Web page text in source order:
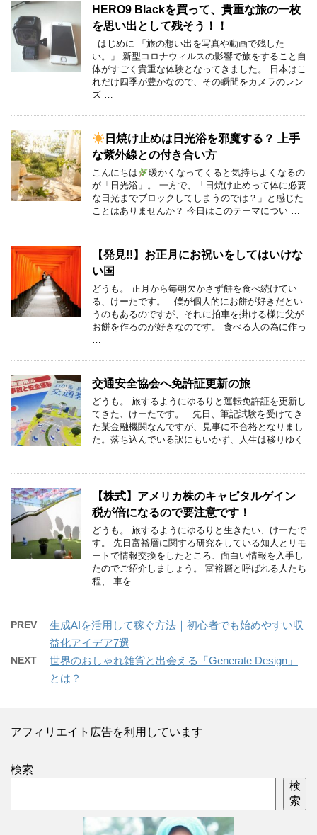
HERO9 Blackを買って、貴重な旅の一枚
を思い出として残そう！！
はじめに 「旅の想い出を写真や動画で残した
い。」 新型コロナウィルスの影響で旅をすること自
体がすごく貴重な体験となってきました。 日本はこ
れだけ四季が豊かなので、その瞬間をカメラのレン
ズ …
日焼け止めは日光浴を邪魔する？ 上手
な紫外線との付き合い方
こんにちは
暖かくなってくると気持ちよくなるの
が「日光浴」。 一方で、「日焼け止めって体に必要
な日光までブロックしてしまうのでは？」と感じた
ことはありませんか？ 今日はこのテーマについ …
【発見!!】お正月にお祝いをしてはいけな
い国
どうも。 正月から毎朝欠かさず餅を食べ続けてい
る、けーたです。 僕が個人的にお餅が好きだとい
うのもあるのですが、それに拍車を掛ける様に父が
お餅を作るのが好きなのです。 食べる人の為に作っ
…
交通安全協会へ免許証更新の旅
どうも。 旅するようにゆるりと運転免許証を更新し
てきた、けーたです。 先日、筆記試験を受けてき
た某金融機関なんですが、見事に不合格となりまし
た。落ち込んでいる訳にもいかず、人生は移りゆく
…
【株式】アメリカ株のキャピタルゲイン
税が倍になるので要注意です！
どうも。 旅するようにゆるりと生きたい、けーたで
す。 先日富裕層に関する研究をしている知人とリモ
ートで情報交換をしたところ、面白い情報を入手し
たのでご紹介しましょう。 富裕層と呼ばれる人たち
程、 車を …
PREV
生成AIを活用して稼ぐ方法｜初心者でも始めやすい収
益化アイデア7選
NEXT
世界のおしゃれ雑貨と出会える「Generate Design」
とは？
アフィリエイト広告を利用しています
検索
検
索